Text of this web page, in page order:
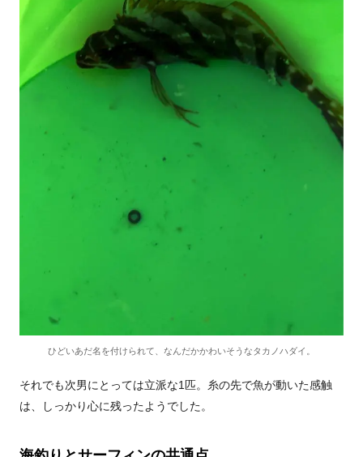
ひどいあだ名を付けられて、なんだかかわいそうなタカノハダイ。
それでも次男にとっては立派な1匹。糸の先で魚が動いた感触
は、しっかり心に残ったようでした。